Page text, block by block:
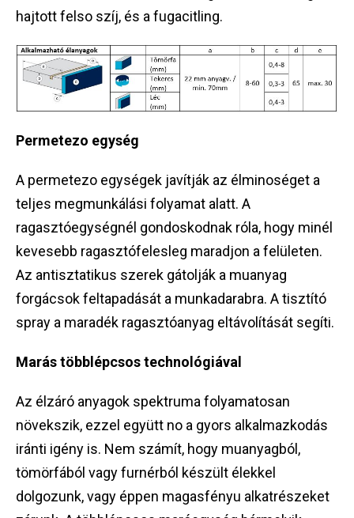
hajtott felso szíj, és a fugacitling.
Permetezo egység
A permetezo egységek javítják az élminoséget a
teljes megmunkálási folyamat alatt. A
ragasztóegységnél gondoskodnak róla, hogy minél
kevesebb ragasztófelesleg maradjon a felületen.
Az antisztatikus szerek gátolják a muanyag
forgácsok feltapadását a munkadarabra. A tisztító
spray a maradék ragasztóanyag eltávolítását segíti.
Marás többlépcsos technológiával
Az élzáró anyagok spektruma folyamatosan
növekszik, ezzel együtt no a gyors alkalmazkodás
iránti igény is. Nem számít, hogy muanyagból,
tömörfából vagy furnérból készült élekkel
dolgozunk, vagy éppen magasfényu alkatrészeket